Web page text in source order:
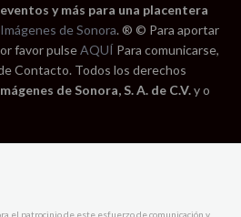
y más para una placentera
Imágenes de Sonora. ® © Para aportar
favor pulseAQUÍ Para comunicarse,
Contacto. Todos los derechos
de Sonora, S. A. de C.V.y o
el patrocinio de este esfuerzo de comunicación y